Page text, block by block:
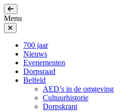
Menu
700 jaar
Nieuws
Evenementen
Dorpsraad
Belfeld
AED’s in de omgeving
Cultuurhistorie
Dorpskrant